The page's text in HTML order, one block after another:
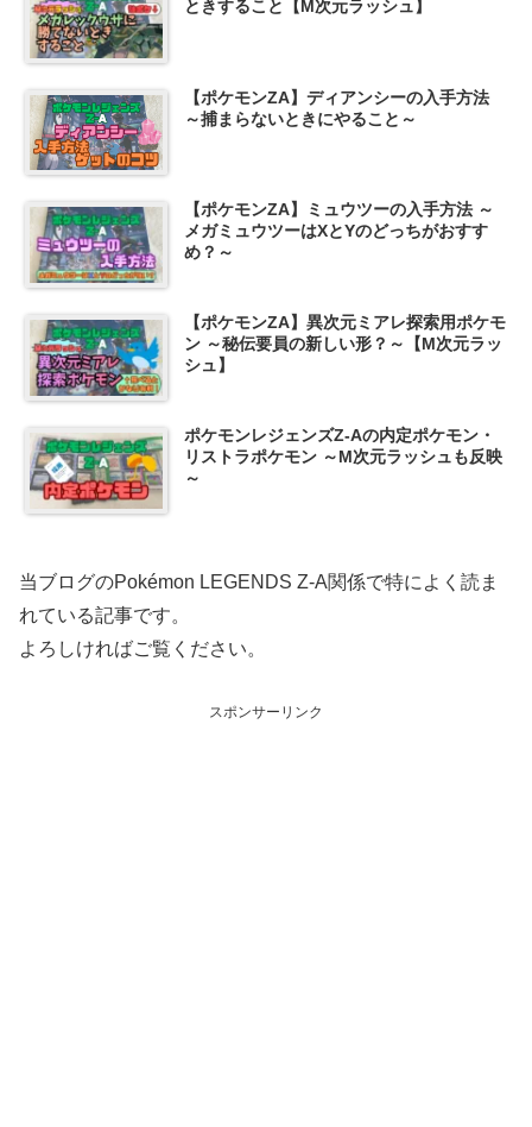
ときすること【M次元ラッシュ】
【ポケモンZA】ディアンシーの入手方法
～捕まらないときにやること～
【ポケモンZA】ミュウツーの入手方法 ～
メガミュウツーはXとYのどっちがおすす
め？～
【ポケモンZA】異次元ミアレ探索用ポケモ
ン ～秘伝要員の新しい形？～【M次元ラッ
シュ】
ポケモンレジェンズZ-Aの内定ポケモン・
リストラポケモン ～M次元ラッシュも反映
～
当ブログのPokémon LEGENDS Z-A関係で特によく読ま
れている記事です。
よろしければご覧ください。
スポンサーリンク